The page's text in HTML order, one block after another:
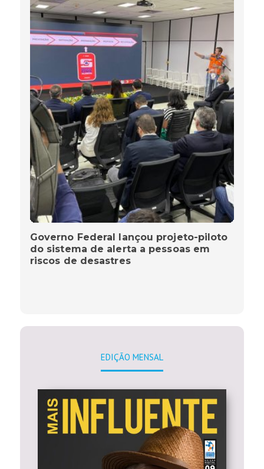
Governo Federal lançou projeto-piloto
do sistema de alerta a pessoas em
riscos de desastres
EDIÇÃO MENSAL